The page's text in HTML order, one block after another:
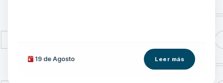
19 de Agosto Leer más